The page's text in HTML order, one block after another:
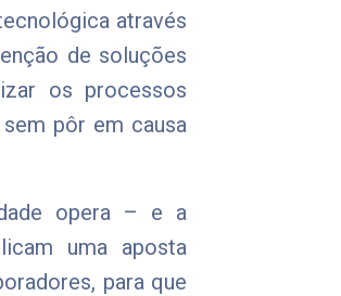
através
de soluções
os processos
pôr em causa
opera – e a
uma aposta
para que